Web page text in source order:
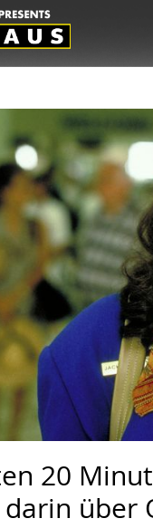
20
über